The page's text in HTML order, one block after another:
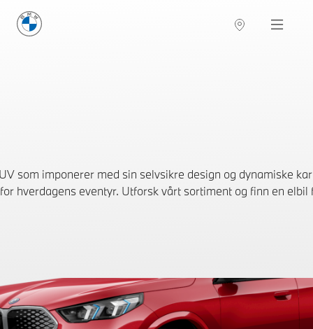
BMW Norge Navigation
som imponerer med sin selvsikre design og dynamiske
hverdagens eventyr. Utforsk vårt sortiment og finn en